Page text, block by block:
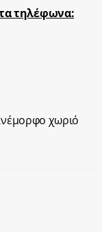
τηλέφωνα:
χωριό